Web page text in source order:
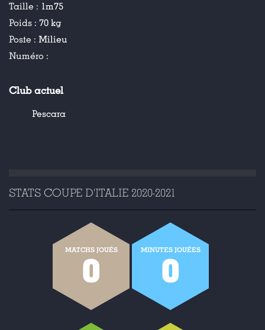
Taille : 1m75
Poids : 70 kg
Poste : Milieu
Numéro :
Club actuel
Pescara
STATS COUPE D'ITALIE 2020-2021
MATCHS JOUÉS
0
MINUTES JOUÉES
0